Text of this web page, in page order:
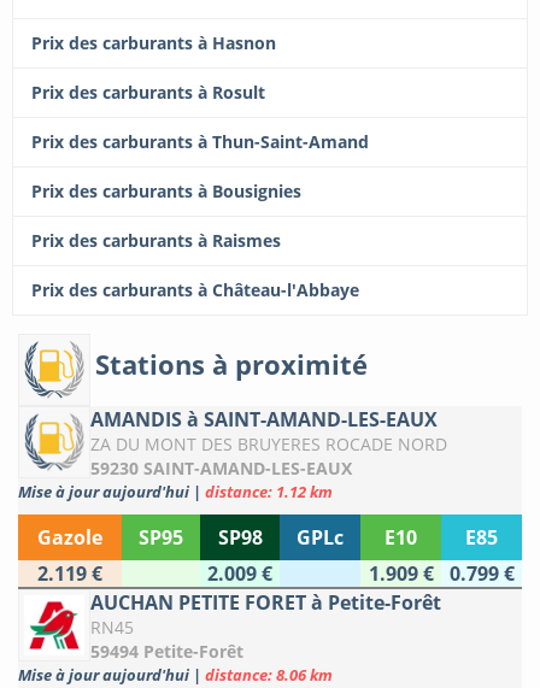
Prix des carburants à Hasnon
Prix des carburants à Rosult
Prix des carburants à Thun-Saint-Amand
Prix des carburants à Bousignies
Prix des carburants à Raismes
Prix des carburants à Château-l'Abbaye
Stations à proximité
AMANDIS à SAINT-AMAND-LES-EAUX
ZA DU MONT DES BRUYERES ROCADE NORD
59230 SAINT-AMAND-LES-EAUX
Mise à jour aujourd'hui | distance: 1.12 km
Gazole SP95 SP98 GPLc E10
E85
2.119 €
2.009 € 1.909 €
0.799 €
AUCHAN PETITE FORET à Petite-Forêt
RN45
59494 Petite-Forêt
Mise à jour aujourd'hui | distance: 8.06 km